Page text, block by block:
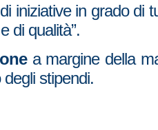
iniziative in grado di
di qualità”.
a margine della
stipendi.